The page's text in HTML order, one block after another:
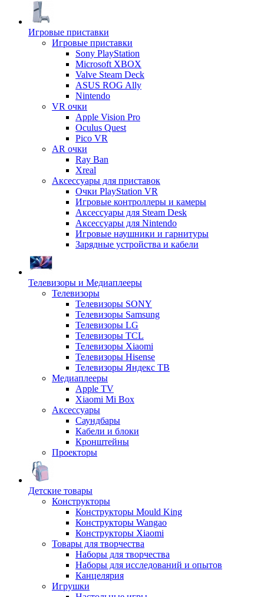
Игровые приставки
Игровые приставки
Sony PlayStation
Microsoft XBOX
Valve Steam Deck
ASUS ROG Ally
Nintendo
VR очки
Apple Vision Pro
Oculus Quest
Pico VR
AR очки
Ray Ban
Xreal
Аксессуары для приставок
Очки PlayStation VR
Игровые контроллеры и камеры
Аксессуары для Steam Desk
Аксессуары для Nintendo
Игровые наушники и гарнитуры
Зарядные устройства и кабели
Телевизоры и Медиаплееры
Телевизоры
Телевизоры SONY
Телевизоры Samsung
Телевизоры LG
Телевизоры TCL
Телевизоры Xiaomi
Телевизоры Hisense
Телевизоры Яндекс ТВ
Медиаплееры
Apple TV
Xiaomi Mi Box
Аксессуары
Саундбары
Кабели и блоки
Кронштейны
Проекторы
Детские товары
Конструкторы
Конструкторы Mould King
Конструкторы Wangao
Конструкторы Xiaomi
Товары для творчества
Наборы для творчества
Наборы для исследований и опытов
Канцелярия
Игрушки